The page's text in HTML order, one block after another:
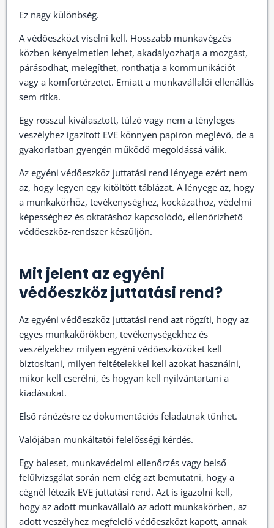
Ez nagy különbség.
A védőeszközt viselni kell. Hosszabb munkavégzés
közben kényelmetlen lehet, akadályozhatja a mozgást,
párásodhat, melegíthet, ronthatja a kommunikációt
vagy a komfortérzetet. Emiatt a munkavállalói ellenállás
sem ritka.
Egy rosszul kiválasztott, túlzó vagy nem a tényleges
veszélyhez igazított EVE könnyen papíron meglévő, de a
gyakorlatban gyengén működő megoldássá válik.
Az egyéni védőeszköz juttatási rend lényege ezért nem
az, hogy legyen egy kitöltött táblázat. A lényege az, hogy
a munkakörhöz, tevékenységhez, kockázathoz, védelmi
képességhez és oktatáshoz kapcsolódó, ellenőrizhető
védőeszköz-rendszer készüljön.
Mit jelent az egyéni
védőeszköz juttatási rend?
Az egyéni védőeszköz juttatási rend azt rögzíti, hogy az
egyes munkakörökben, tevékenységekhez és
veszélyekhez milyen egyéni védőeszközöket kell
biztosítani, milyen feltételekkel kell azokat használni,
mikor kell cserélni, és hogyan kell nyilvántartani a
kiadásukat.
Első ránézésre ez dokumentációs feladatnak tűnhet.
Valójában munkáltatói felelősségi kérdés.
Egy baleset, munkavédelmi ellenőrzés vagy belső
felülvizsgálat során nem elég azt bemutatni, hogy a
cégnél létezik EVE juttatási rend. Azt is igazolni kell,
hogy az adott munkavállaló az adott munkakörben, az
adott veszélyhez megfelelő védőeszközt kapott, annak